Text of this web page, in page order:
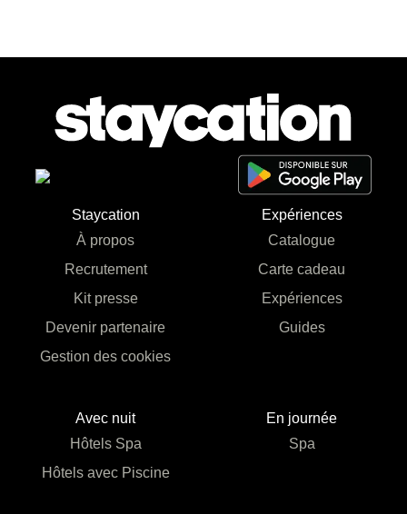
Staycation
À propos
Recrutement
Kit presse
Devenir partenaire
Gestion des cookies
Expériences
Catalogue
Carte cadeau
Expériences
Guides
Avec nuit
Hôtels Spa
Hôtels avec Piscine
En journée
Spa